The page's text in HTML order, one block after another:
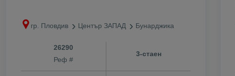
гр. Пловдив Център ЗАПАД Бунарджика
26290
Реф #
3-стаен